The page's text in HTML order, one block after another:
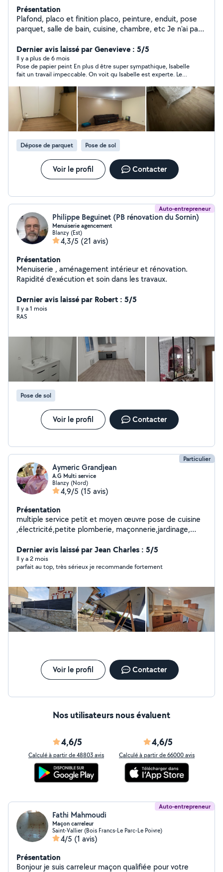
Présentation
Plafond, placo et finition placo, peinture, enduit, pose
parquet, salle de bain, cuisine, chambre, etc Je n'ai pas
quelques basiques Montage meubles, installations
décorations : étagères, miroirs, cadre photo, tableau
Restauration de meuble Possibilité de transmettre
d'autres photos de mes réalisations.
Dernier avis laissé par Genevieve : 5/5
Il y a plus de 6 mois
Pose de papier peint En plus d être super sympathique, Isabelle
fait un travail impeccable. On voit qu Isabelle est experte. Le
contente. Je referai appel à elle, c est sûr et certain. Merci
Isabelle. A bientôt.
Dépose de parquet Pose de sol
Voir le profil Contacter
Auto-entrepreneur
Philippe Beguinet (PB rénovation du Sornin)
Menuiserie agencement
Blanzy (Est)
4,3/5 (21 avis)
Présentation
Menuiserie , aménagement intérieur et rénovation.
Rapidité d'exécution et soin dans les travaux.
Dernier avis laissé par Robert : 5/5
Il y a 1 mois
RAS
Pose de sol
Voir le profil Contacter
Particulier
Aymeric Grandjean
A.G Multi service
Blanzy (Nord)
4,9/5 (15 avis)
Présentation
multiple service petit et moyen œuvre pose de cuisine
,électricité,petite plomberie, maçonnerie,jardinage,
,menuiseries, installation de portails motorisé
Dernier avis laissé par Jean Charles : 5/5
Il y a 2 mois
parfait au top, très sérieux je recommande fortement
Voir le profil Contacter
Nos utilisateurs nous évaluent
4,6/5
Calculé à partir de 48803 avis
4,6/5
Calculé à partir de 66000 avis
Auto-entrepreneur
Fathi Mahmoudi
Maçon carreleur
Saint-Vallier (Bois Francs-Le Parc-Le Poivre)
4/5 (1 avis)
Présentation
Bonjour je suis carreleur maçon qualifiée pour votre